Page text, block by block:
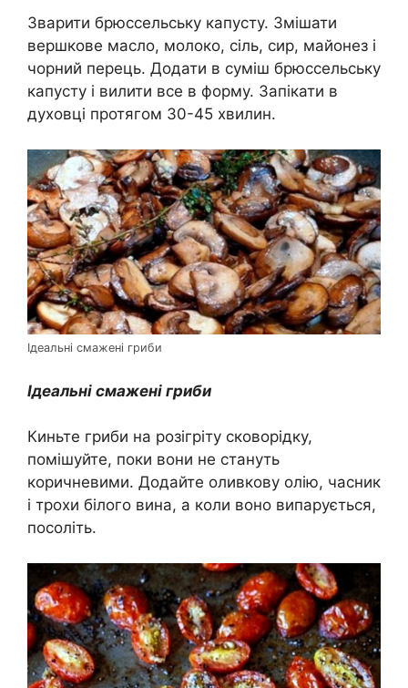
Зварити брюссельську капусту. Змішати
вершкове масло, молоко, сіль, сир, майонез і
чорний перець. Додати в суміш брюссельську
капусту і вилити все в форму. Запікати в
духовці протягом 30-45 хвилин.
Ідеальні смажені гриби
Ідеальні смажені гриби
Киньте гриби на розігріту сковорідку,
помішуйте, поки вони не стануть
коричневими. Додайте оливкову олію, часник
і трохи білого вина, а коли воно випарується,
посоліть.